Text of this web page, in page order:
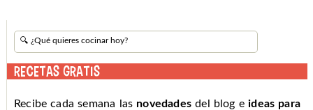
RECETAS GRATIS
Recibe cada semana las novedades del blog eideas para